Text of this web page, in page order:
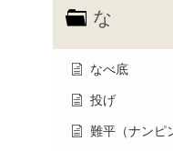
な
なべ底
投げ
難平（ナンピ